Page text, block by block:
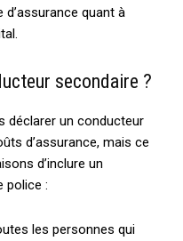
quant à
secondaire ?
déclarer un conducteur
d’assurance, mais ce
d’inclure un
police :
les personnes qui